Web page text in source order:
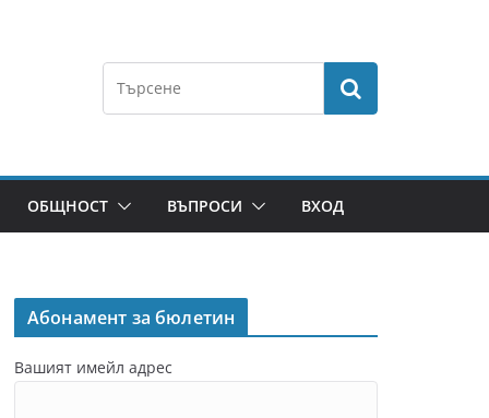
ОБЩНОСТ ВЪПРОСИ ВХОД
Абонамент за бюлетин
Вашият имейл адрес